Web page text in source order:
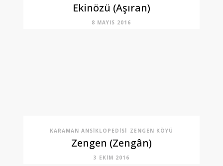
Ekinözü (Aşıran)
8 MAYIS 2016
KARAMAN ANSIKLOPEDISI ZENGEN KÖYÜ
Zengen (Zengân)
3 EKIM 2016